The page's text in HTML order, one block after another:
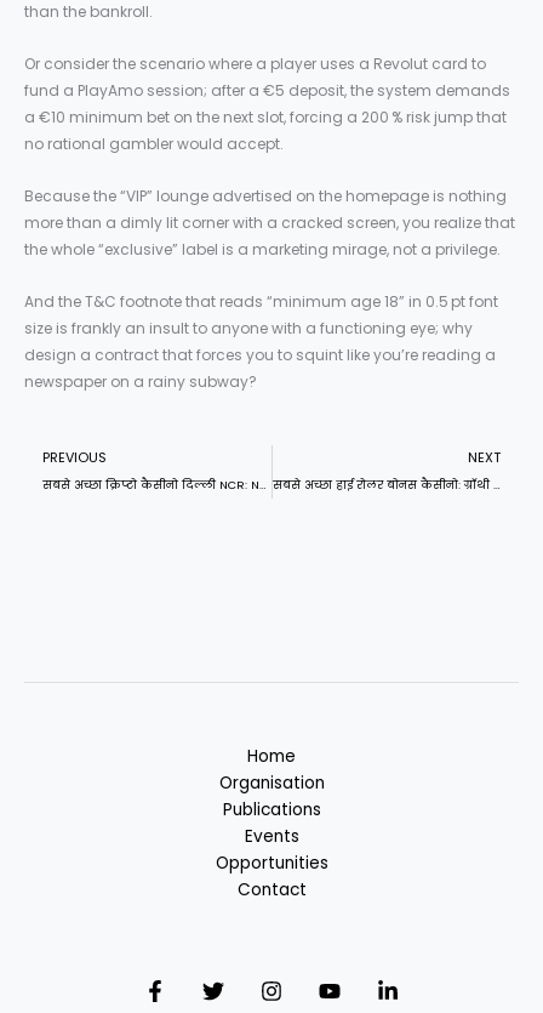
than the bankroll.
Or consider the scenario where a player uses a Revolut card to
fund a PlayAmo session; after a €5 deposit, the system demands
a €10 minimum bet on the next slot, forcing a 200 % risk jump that
no rational gambler would accept.
Because the “VIP” lounge advertised on the homepage is nothing
more than a dimly lit corner with a cracked screen, you realize that
the whole “exclusive” label is a marketing mirage, not a privilege.
And the T&C footnote that reads “minimum age 18” in 0.5 pt font
size is frankly an insult to anyone with a functioning eye; why
design a contract that forces you to squint like you’re reading a
newspaper on a rainy subway?
Prev
PREVIOUS
सबसे अच्छा क्रिप्टो कैसीनो दिल्ली NCR: No‑Nonsense Review of the Real Money Machines
NEXT
सबसे अच्छा हाई रोलर बोनस कैसीनो: ग्रॉथी फैंटसीज़ को उखाड़ फेंकते हुए
Home
Organisation
Publications
Events
Opportunities
Contact